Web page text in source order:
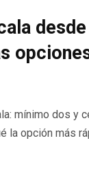
desde
mínimo dos y
la opción más